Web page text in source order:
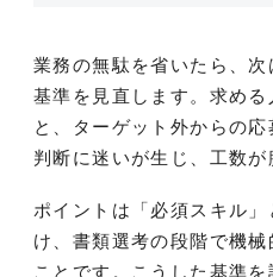
業務の無駄を省いたら、
基準を見直します。求め
と、ターゲット外からの
判断に迷いが生じ、工数が
ポイントは「必須スキル
け、書類選考の段階で機
ことです。こうした基準